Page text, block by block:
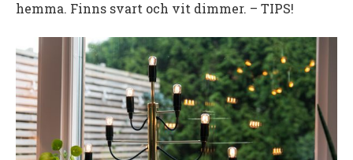
hemma. Finns svart och vit dimmer. – TIPS!